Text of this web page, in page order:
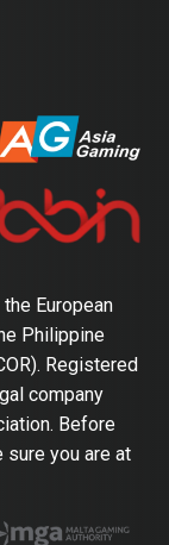
European
Philippine
Registered
company
Before
sure you are at